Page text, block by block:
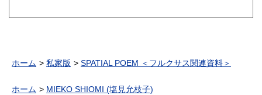
ホーム 私家版 SPATIAL POEM ＜フルクサス関連資料＞
ホーム
MIEKO SHIOMI (塩見允枝子)